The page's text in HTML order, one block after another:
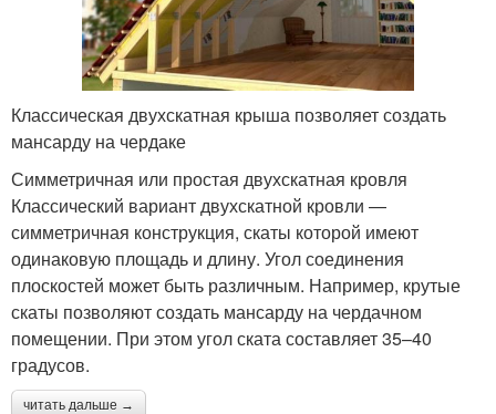
Классическая двухскатная крыша позволяет создать
мансарду на чердаке
Симметричная или простая двухскатная кровля
Классический вариант двухскатной кровли —
симметричная конструкция, скаты которой имеют
одинаковую площадь и длину. Угол соединения
плоскостей может быть различным. Например, крутые
скаты позволяют создать мансарду на чердачном
помещении. При этом угол ската составляет 35–40
градусов.
читать дальше →